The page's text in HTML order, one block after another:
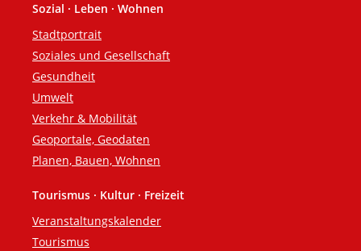
Sozial · Leben · Wohnen
Stadtportrait
Soziales und Gesellschaft
Gesundheit
Umwelt
Verkehr & Mobilität
Geoportale, Geodaten
Planen, Bauen, Wohnen
Tourismus · Kultur · Freizeit
Veranstaltungskalender
Tourismus